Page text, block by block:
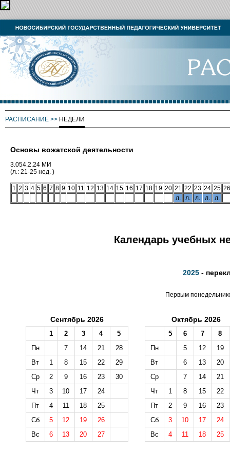
РАСПИСАНИЕ >> НЕДЕЛИ
Основы вожатской деятельности
3.054.2.24 МИ
(л.: 21-25 нед. )
1 2 3 4 5 6 7 8 9 10 11 12 13 14 15 16 17 18 19 20 21 22 23 24 25 26
л.
л. л. л. л.
Календарь учебных
2025 -
Первым
Сентябрь 2026
1 2 3 4
5
Пн
7 14 21
28
Вт
1 8 15 22
29
Ср
2 9 16 23
30
Чт
3 10 17
24
Пт
4 11 18
25
Сб
5 12 19
26
Вс
6 13 20 27
Октябрь 2026
5 6 7
8
Пн
5 12
19
Вт
6 13
20
Ср
7 14
21
Чт
1 8 15
22
Пт
2 9 16
23
Сб
3 10 17
24
Вс
4 11 18 25